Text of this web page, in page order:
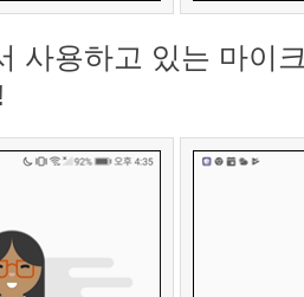
사용하고 있는 마이